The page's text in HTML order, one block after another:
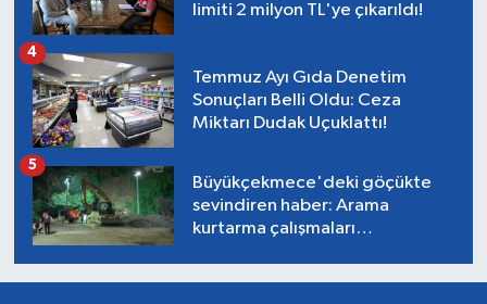
limiti 2 milyon TL'ye çıkarıldı!
Temmuz Ayı Gıda Denetim
Sonuçları Belli Oldu: Ceza
Miktarı Dudak Uçuklattı!
4
Büyükçekmece'deki göçükte
sevindiren haber: Arama
kurtarma çalışmaları
5